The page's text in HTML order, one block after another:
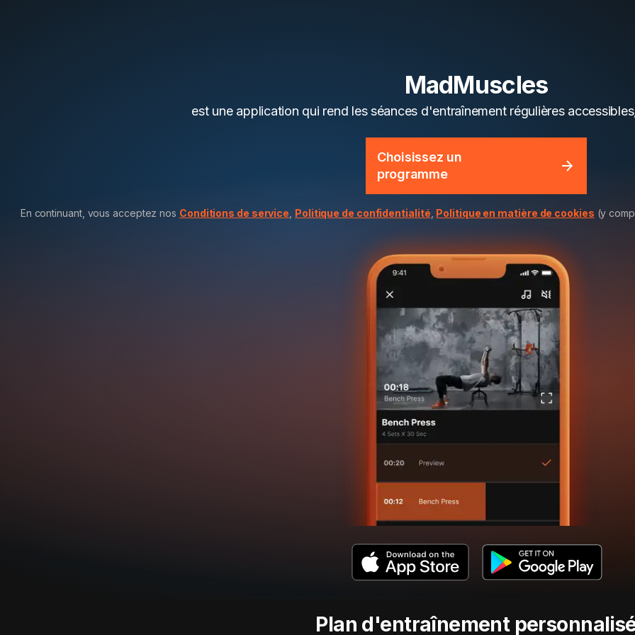
MadMuscles
est une application qui rend les séances d'entraînement régulières
Choisissez un
programme
En continuant, vous acceptez nos Conditions de service Politique de confidentialité Politique en matière de cookies (y
Plan d'entraînement